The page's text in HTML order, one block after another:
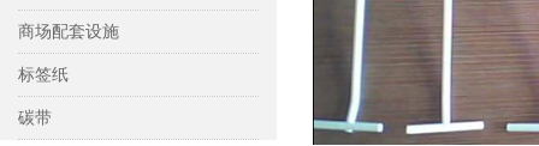
阁楼式货架
模具货架
悬臂式货架
钢木超市货架
置物架
工具架
托盘
托板车
平板车
商场配套设施
收银台
挂钩
标签纸
标签纸
碳带